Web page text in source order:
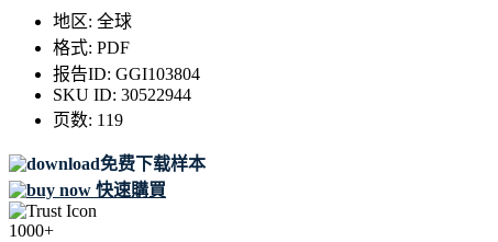
地区: 全球
格式: PDF
报告ID: GGI103804
SKU ID: 30522944
页数: 119
免费下载样本
快速購買
1000+